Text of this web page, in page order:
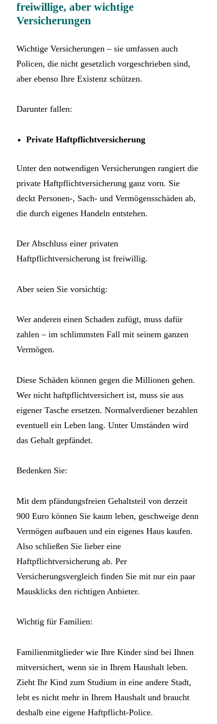
freiwillige, aber wichtige
Versicherungen
Wichtige Versicherungen – sie umfassen auch
Policen, die nicht gesetzlich vorgeschrieben sind,
aber ebenso Ihre Existenz schützen.
Darunter fallen:
Private Haftpflichtversicherung
Unter den notwendigen Versicherungen rangiert die
private Haftpflichtversicherung ganz vorn. Sie
deckt Personen-, Sach- und Vermögensschäden ab,
die durch eigenes Handeln entstehen.
Der Abschluss einer privaten
Haftpflichtversicherung ist freiwillig.
Aber seien Sie vorsichtig:
Wer anderen einen Schaden zufügt, muss dafür
zahlen – im schlimmsten Fall mit seinem ganzen
Vermögen.
Diese Schäden können gegen die Millionen gehen.
Wer nicht haftpflichtversichert ist, muss sie aus
eigener Tasche ersetzen. Normalverdiener bezahlen
eventuell ein Leben lang. Unter Umständen wird
das Gehalt gepfändet.
Bedenken Sie:
Mit dem pfändungsfreien Gehaltsteil von derzeit
900 Euro können Sie kaum leben, geschweige denn
Vermögen aufbauen und ein eigenes Haus kaufen.
Also schließen Sie lieber eine
Haftpflichtversicherung ab. Per
Versicherungsvergleich finden Sie mit nur ein paar
Mausklicks den richtigen Anbieter.
Wichtig für Familien:
Familienmitglieder wie Ihre Kinder sind bei Ihnen
mitversichert, wenn sie in Ihrem Haushalt leben.
Zieht Ihr Kind zum Studium in eine andere Stadt,
lebt es nicht mehr in Ihrem Haushalt und braucht
deshalb eine eigene Haftpflicht-Police.